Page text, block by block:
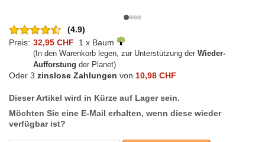
(4.9)
Preis: 32,95 CHF 1 x Baum
(In den Warenkorb legen, zur Unterstützung der Wieder-
Aufforstung der Planet)
Oder 3 zinslose Zahlungen von 10,98 CHF
Dieser Artikel wird in Kürze auf Lager sein.
Möchten Sie eine E-Mail erhalten, wenn diese wieder
verfügbar ist?